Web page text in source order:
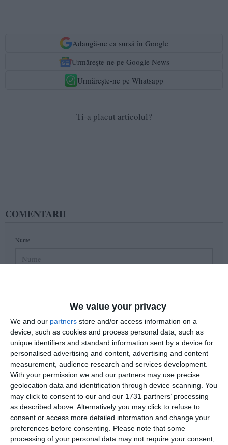
We value your privacy
We and our partners store and/or access information on a
device, such as cookies and process personal data, such as
unique identifiers and standard information sent by a device for
personalised advertising and content, advertising and content
measurement, audience research and services development.
With your permission we and our partners may use precise
geolocation data and identification through device scanning. You
may click to consent to our and our 1731 partners’ processing
as described above. Alternatively you may click to refuse to
consent or access more detailed information and change your
preferences before consenting.
Please note that some
processing of your personal data may not require your consent,
Adaugă-ne ca sursă în Google
Urmărește-ne pe Google News
Urmărește-ne pe Whatsapp
Ti-a placut articolul?
COMENTARII
Nume
Comentariu
Am citit si sunt de acord cu regulile de postare.
Acest formular colectează numele, e-mailul şi conținutul mesajului, astfel încât
să putem urmări comentariile tale pe site. Nu vom folosi datele tale în alt scop.
Pentru mai multe informaţii, consultă politica noastră de confidenţialitate, unde vei
primi mai multe privind informaţii despre cum și de ce stocăm datele tale.